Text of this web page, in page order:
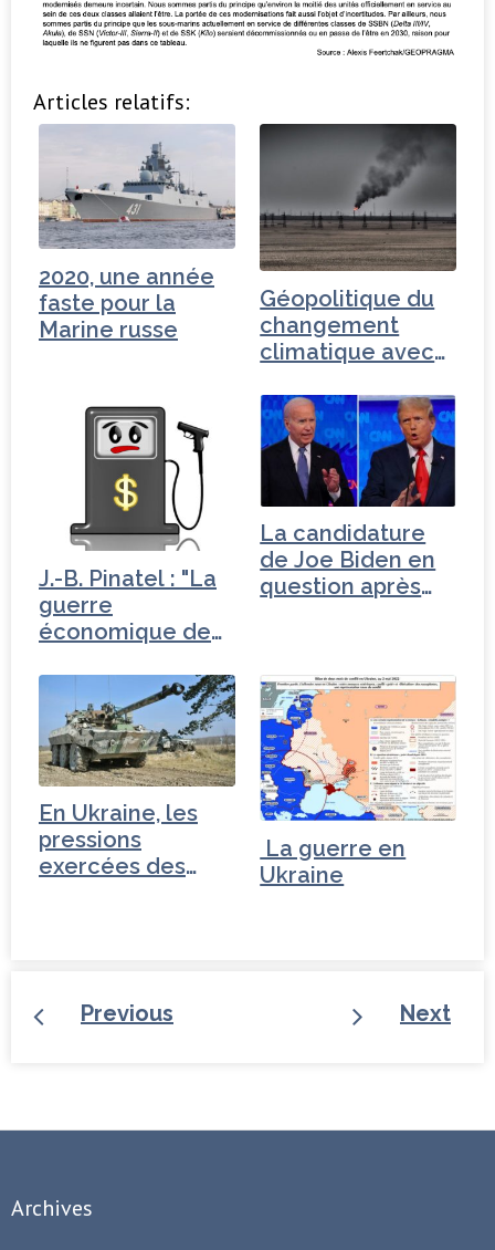
Articles relatifs:
2020, une année
faste pour la
Marine russe
Géopolitique du
changement
climatique avec
J.-B. Pinatel : "La
guerre
économique de
La candidature
de Joe Biden en
question après
En Ukraine, les
pressions
exercées des
La guerre en
Ukraine
Previous Next
Archives